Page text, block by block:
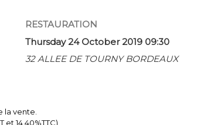
RESTAURATION
Thursday 24 October 2019 09:30
32 ALLEE DE TOURNY BORDEAUX
la vente.
et 14,40%TTC)